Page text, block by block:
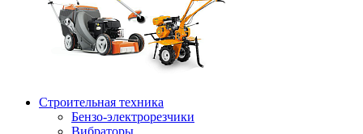
Строительная техника
Бензо-электрорезчики
Вибраторы